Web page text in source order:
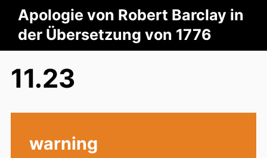
Apologie von Robert Barclay in
der Übersetzung von 1776
11.23
warning